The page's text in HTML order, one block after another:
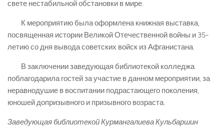
свете нестабильной обстановки в мире.
К мероприятию была оформлена книжная выставка,
посвященная истории Великой Отечественной войны и 35-
летию со дня вывода советских войск из Афганистана.
В заключении заведующая библиотекой колледжа
поблагодарила гостей за участие в данном мероприятии, за
неравнодушие в воспитании подрастающего поколения,
юношей допризывного и призывного возраста.
Заведующая библиотекой Курмангалиева Кульбаршин